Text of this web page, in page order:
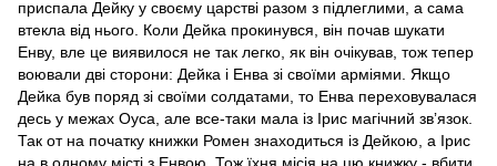
приспала Дейку у своєму царстві разом з підлеглими, а сама
втекла від нього. Коли Дейка прокинувся, він почав шукати
Енву, вле це виявилося не так легко, як він очікував, тож тепер
воювали дві сторони: Дейка і Енва зі своїми арміями. Якщо
Дейка був поряд зі своїми солдатами, то Енва переховувалася
десь у межах Оуса, але все-таки мала із Ірис магічний звʼязок.
Так от на початку книжки Ромен знаходиться із Дейкою, а Ірис
на в одному місті з Енвою. Тож їхня місія на цю книжку - вбити